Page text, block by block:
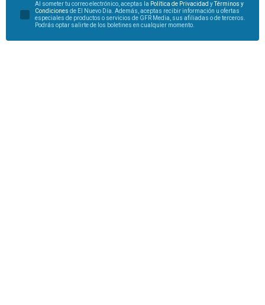
Al someter tu correo electrónico, aceptas la Política de Privacidad yTérminos y
Condiciones de El Nuevo Día. Además, aceptas recibir información u ofertas
especiales de productos o servicios de GFR Media, sus afiliadas o de terceros.
Podrás optar salirte de los boletines en cualquier momento.